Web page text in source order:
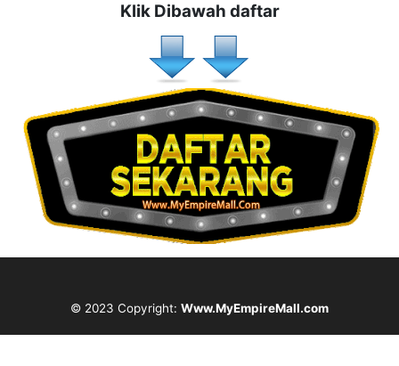
Klik Dibawah daftar
© 2023 Copyright: Www.MyEmpireMall.com